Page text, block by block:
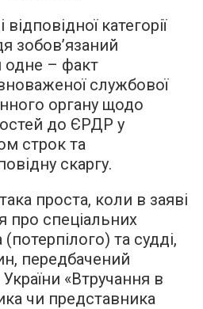
категорії
зобов’язаний
одне – факт
службової
органу щодо
до ЄРДР у
строк та
скаргу.
проста, коли в заяві
про спеціальних
(потерпілого) та судді,
передбачений
«Втручання в
чи представника